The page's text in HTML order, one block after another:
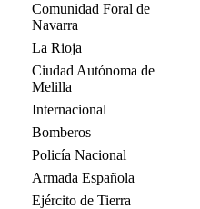
Comunidad Foral de
Navarra
La Rioja
Ciudad Autónoma de
Melilla
Internacional
Bomberos
Policía Nacional
Armada Española
Ejército de Tierra